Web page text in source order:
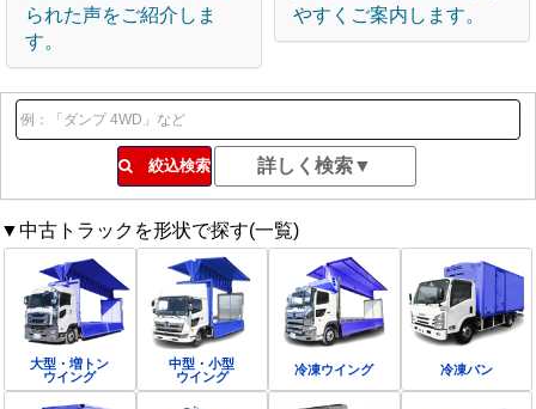
られた声をご紹介しま
す。
やすくご案内します。
絞込検索
▼中古トラックを形状で探す(一覧)
大型・増トン
ウイング
中型・小型
ウイング
冷凍ウイング 冷凍バン